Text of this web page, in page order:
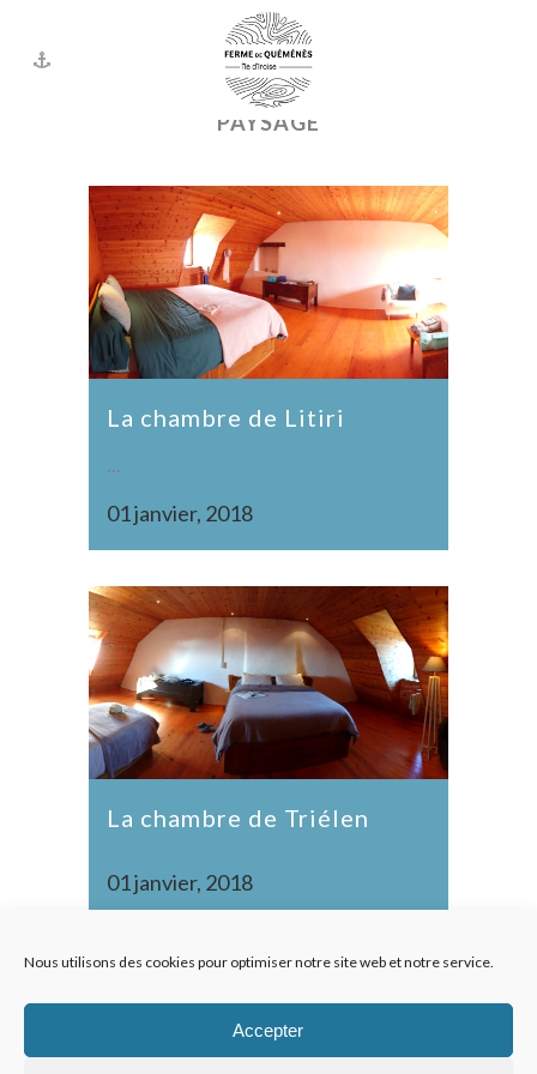
Nous utilisons des cookies pour optimiser notre site web et notre service.
Accepter
LES FILLES À PLUMES
LES PROJETS
NATURE
PAYSAGE
La chambre de Litiri
...
01 janvier, 2018
La chambre de Triélen
01 janvier, 2018